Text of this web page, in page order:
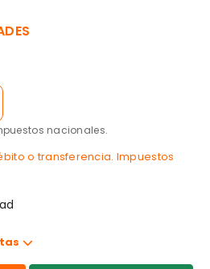
nacionales.
o transferencia. Impuestos